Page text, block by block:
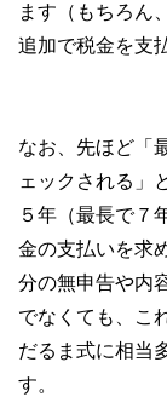
ます（もちろん
追加で税金を支
なお、先ほど「
ェックされる」
５年（最長で７
金の支払いを求
分の無申告や内
でなくても、こ
だるま式に相当
す。